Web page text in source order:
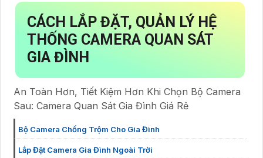
CÁCH LẮP ĐẶT, QUẢN LÝ HỆ
THỐNG CAMERA QUAN SÁT
GIA ĐÌNH
An Toàn Hơn, Tiết Kiệm Hơn Khi Chọn Bộ Camera
Sau: Camera Quan Sát Gia Đình Giá Rẻ
Bộ Camera Chống Trộm Cho Gia Đình
Lắp Đặt Camera Gia Đình Ngoài Trời